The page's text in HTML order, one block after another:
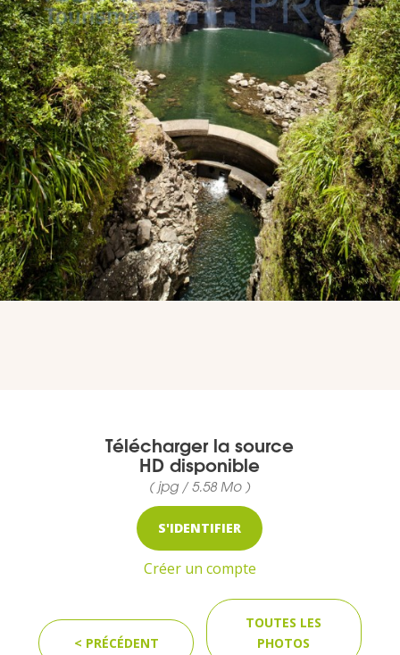
Planning actions IRT
Marchés / Achats
MEDIA
Photothèque
Documents
LES ÎLES VANILLE
Télécharger la source
HD disponible
( jpg / 5.58 Mo )
S'IDENTIFIER
Créer un compte
< PRÉCÉDENT
TOUTES LES
PHOTOS